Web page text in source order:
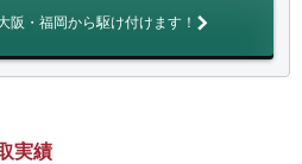
阪・福岡から駆け付けます！
実績